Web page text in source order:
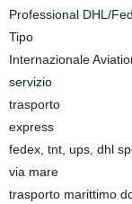
Professional DHL/
Tipo
Internazionale
servizio
trasporto
express
fedex, tnt, ups, dhl
via mare
trasporto marittimo